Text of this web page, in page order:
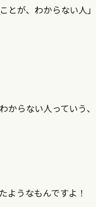
とが、わからない人
からない人っていう
ようなもんですよ！